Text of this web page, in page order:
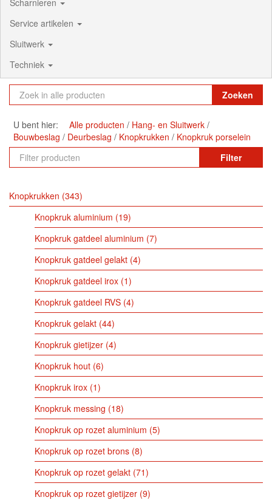
Service artikelen
Sluitwerk
Techniek
Zoeken
U bent hier: Alle producten
Hang- en Sluitwerk
Bouwbeslag
Deurbeslag Knopkrukken
Knopkruk porselein
Filter
Knopkrukken 343
Knopkruk aluminium 19
Knopkruk gatdeel aluminium 7
Knopkruk gatdeel gelakt 4
Knopkruk gatdeel irox 1
Knopkruk gatdeel RVS 4
Knopkruk gelakt 44
Knopkruk gietijzer 4
Knopkruk hout 6
Knopkruk irox 1
Knopkruk messing 18
Knopkruk op rozet aluminium 5
Knopkruk op rozet brons 8
Knopkruk op rozet gelakt 71
Knopkruk op rozet gietijzer 9